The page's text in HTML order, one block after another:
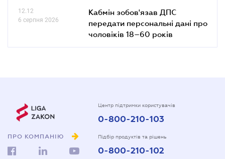
12.12
6 серпня 2026
Кабмін зобов'язав ДПС
передати персональні дані про
чоловіків 18–60 років
ПРО КОМПАНІЮ
Центр підтримки користувачів
0-800-210-103
Підбір продуктів та рішень
0-800-210-102